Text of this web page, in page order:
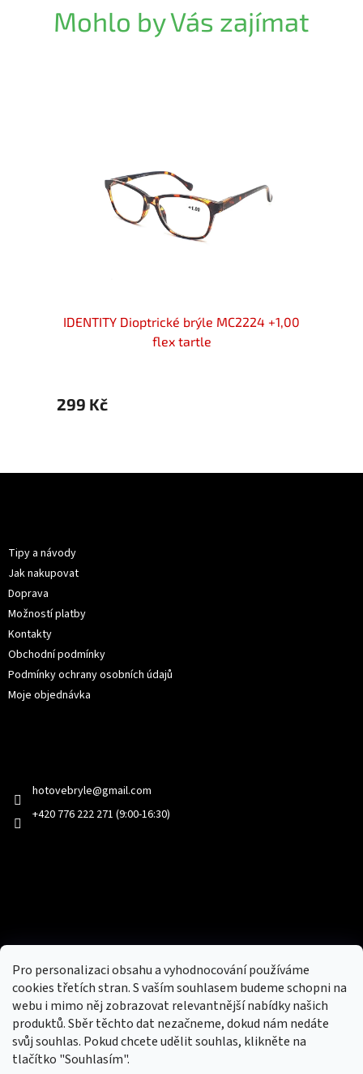
Pro personalizaci obsahu a vyhodnocování používáme
cookies třetích stran. S vaším souhlasem budeme schopni na
webu i mimo něj zobrazovat relevantnější nabídky našich
produktů. Sběr těchto dat nezačneme, dokud nám nedáte
svůj souhlas. Pokud chcete udělit souhlas, klikněte na
tlačítko "Souhlasím".
Mohlo by Vás zajímat
IDENTITY Dioptrické brýle MC2224 +1,00
flex tartle
299 Kč
Tipy a návody
Jak nakupovat
Doprava
Možností platby
Kontakty
Obchodní podmínky
Podmínky ochrany osobních údajů
Moje objednávka
hotovebryle@gmail.com
+420 776 222 271 (9:00-16:30)